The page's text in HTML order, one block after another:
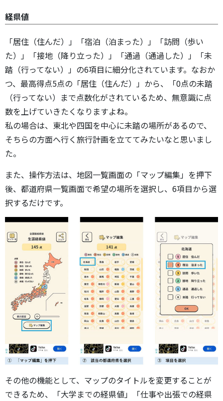
経県値
「居住（住んだ）」「宿泊（泊まった）」「訪問（歩い
た）」「接地（降り立った）」「通過（通過した）」「未
踏（行ってない）」の6項目に細分化されています。なおか
つ、最高得点5点の「居住（住んだ）」から、「0点の未踏
（行ってない）まで点数化がされているため、無意識に点
数を上げていきたくなりますよね。
私の場合は、東北や四国を中心に未踏の場所があるので、
そちらの方面へ行く旅行計画を立ててみたいなと思いまし
た。
また、操作方法は、地図一覧画面の「マップ編集」を押下
後、都道府県一覧画面で希望の場所を選択し、6項目から選
択するだけです。
その他の機能として、マップのタイトルを変更することが
できるため、「大学までの経県値」「仕事や出張での経県